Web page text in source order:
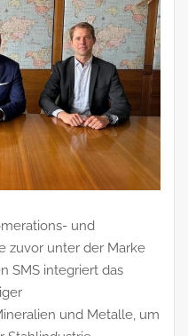
und
zuvor unter der Marke
SMS integriert das
und Metalle, um